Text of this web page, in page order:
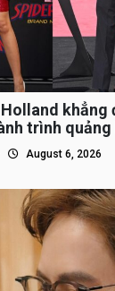
khẳng
trình
August 6, 2026